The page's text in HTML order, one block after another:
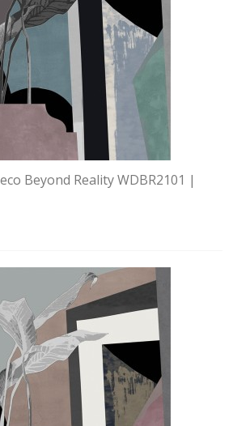
Beyond Reality WDBR2101 |